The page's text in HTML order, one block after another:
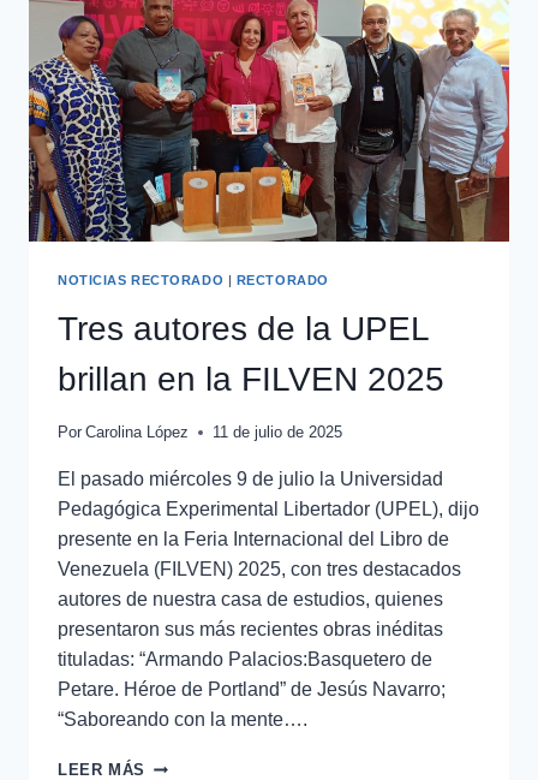
NOTICIAS RECTORADO | RECTORADO
Tres autores de la UPEL
brillan en la FILVEN 2025
Por Carolina López 11 de julio de 2025
El pasado miércoles 9 de julio la Universidad
Pedagógica Experimental Libertador (UPEL), dijo
presente en la Feria Internacional del Libro de
Venezuela (FILVEN) 2025, con tres destacados
autores de nuestra casa de estudios, quienes
presentaron sus más recientes obras inéditas
tituladas: “Armando Palacios:Basquetero de
Petare. Héroe de Portland” de Jesús Navarro;
“Saboreando con la mente….
LEER MÁS